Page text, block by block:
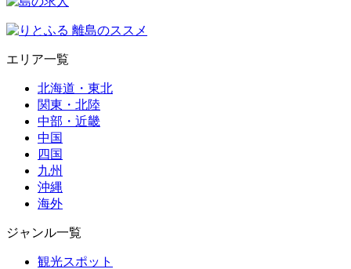
エリア一覧
北海道・東北
関東・北陸
中部・近畿
中国
四国
九州
沖縄
海外
ジャンル一覧
観光スポット